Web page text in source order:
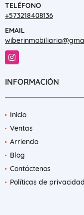
TELÉFONO
+573218408136
EMAIL
Instagram
INFORMACIÓN
Inicio
Ventas
Arriendo
Blog
Contáctenos
Políticas de privacidad